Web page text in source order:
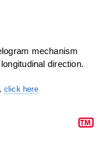
mechanism
direction.
click here